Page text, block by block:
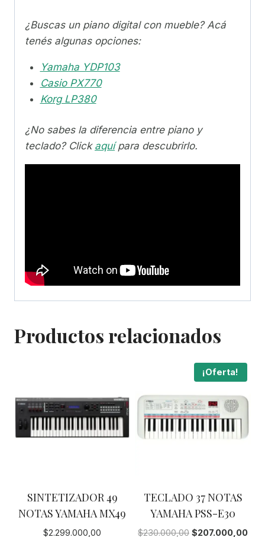
¿Buscas un piano digital con mueble? Acá
tenés algunas opciones:
Yamaha YDP103
Casio PX770
Korg LP380
¿No sabes la diferencia entre piano y
teclado? Click aquípara descubrirlo.
Productos relacionados
SINTETIZADOR 49
NOTAS YAMAHA MX49
$2.299.000,00
¡Oferta!
TECLADO 37 NOTAS
YAMAHA PSS-E30
$230.000,00 El
$207.000,00El